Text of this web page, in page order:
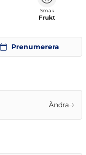
Prenumerera
Smak
Frukt
Ändra